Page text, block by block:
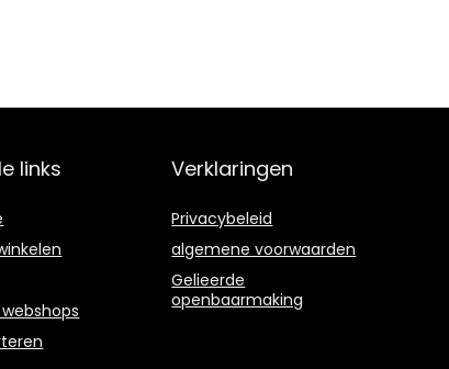
links Verklaringen
Privacybeleid
algemene voorwaarden
Gelieerde
openbaarmaking